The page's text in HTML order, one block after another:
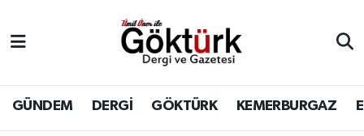
GÜNDEM DERGİ GÖKTÜRK KEMERBURGAZ
BİLİM
Eyüpsultan Hava Durumu
Eyüpsultan Trafik Yoğunluk Haritası